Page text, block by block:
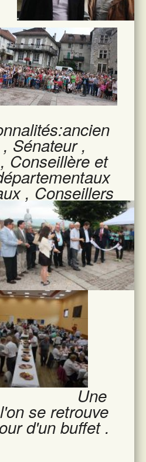
Sénateur ,
et
, Conseillers
Une
se retrouve
d'un buffet .